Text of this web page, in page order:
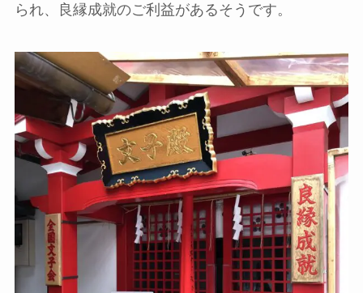
られ、良縁成就のご利益があるそうです。